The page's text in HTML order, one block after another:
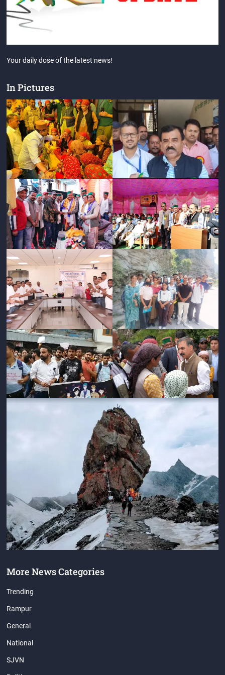
Your daily dose of the latest news!
In Pictures
More News Categories
Trending
Rampur
General
National
SJVN